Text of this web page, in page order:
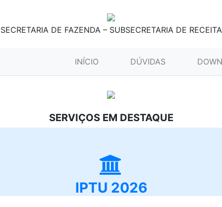
SECRETARIA DE FAZENDA – SUBSECRETARIA DE RECEITA
INÍCIO (CURRENT)DÚVIDAS
SERVIÇOS EM DESTAQUE
IPTU 2026